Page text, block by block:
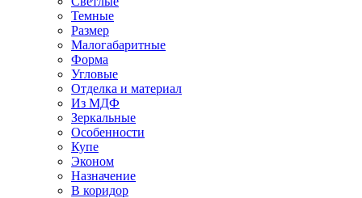
Темные
Размер
Малогабаритные
Форма
Угловые
Отделка и материал
Из МДФ
Зеркальные
Особенности
Купе
Эконом
Назначение
В коридор